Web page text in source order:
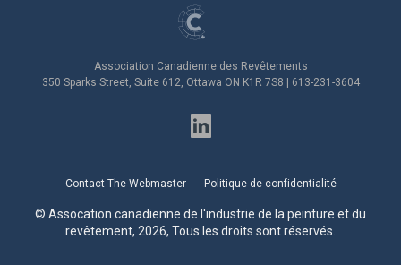
Association Canadienne des Revêtements
350 Sparks Street, Suite 612, Ottawa ON K1R 7S8 | 613-231-3604
Contact The Webmaster Politique de confidentialité
© Assocation canadienne de l'industrie de la peinture et du
revêtement, 2026, Tous les droits sont réservés.